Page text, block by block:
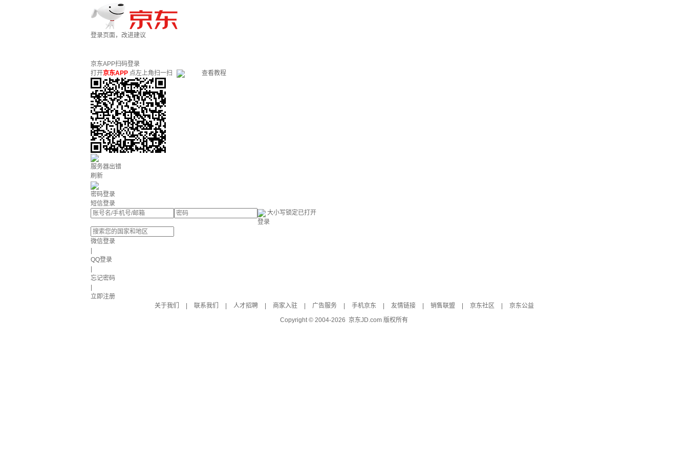
登录页面，改进建议
京东APP扫码登录
打开京东APP 点左上角扫一扫 查看教程
服务器出错
刷新
密码登录
短信登录
大小写锁定已打开
登录
微信登录
QQ登录
忘记密码
立即注册
关于我们
联系我们 人才招聘 商家入驻 广告服务 手机京东 友情链接 销售联盟 京东社区
京东公益
Copyright © 2004-2026 京东JD.com 版权所有